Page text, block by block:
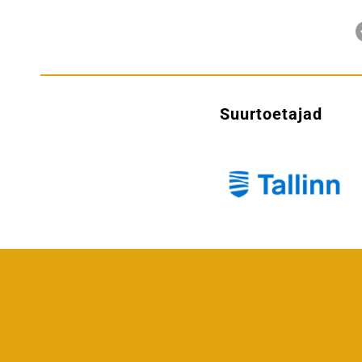
Suurtoetajad